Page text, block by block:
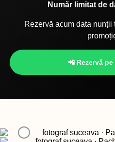
Număr limitat de
Rezervă acum data nunții
📲 Rezervă